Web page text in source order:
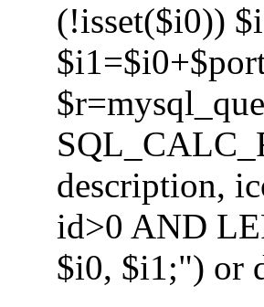
(!isset($i0))
description,
id>0 AND
$i0, $i1;") or